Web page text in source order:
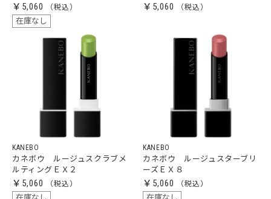
￥5,060
在庫なし
￥5,060
KANEBO
カネボウ ルージュスクラブメ
ルティングＥＸ２
￥5,060
在庫なし
KANEBO
カネボウ ルージュスターブリ
ーズＥＸ８
￥5,060
在庫なし